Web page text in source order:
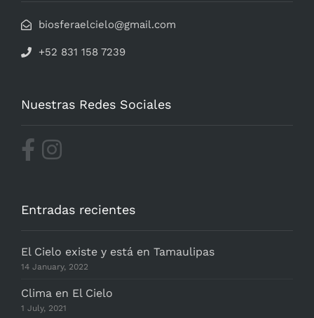
biosferaelcielo@gmail.com
+52 831 158 7239
Nuestras Redes Sociales
Entradas recientes
El Cielo existe y está en Tamaulipas
14 January, 2022
Clima en El Cielo
1 July, 2021